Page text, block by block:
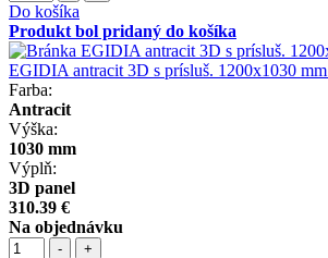
Do košíka
Produkt bol pridaný do košíka
EGIDIA antracit 3D s prísluš. 1200x1030 mm
Farba:
Antracit
Výška:
1030 mm
Výplň:
3D panel
310.39 €
Na objednávku
- +